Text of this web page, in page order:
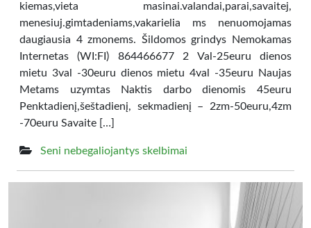
kiemas,vieta masinai.valandai,parai,savaitej,
menesiuj.gimtadeniams,vakarielia ms nenuomojamas
daugiausia 4 zmonems. Šildomos grindys Nemokamas
Internetas (WI:FI) 864466677 2 Val-25euru dienos
mietu 3val -30euru dienos mietu 4val -35euru Naujas
Metams uzymtas Naktis darbo dienomis 45euru
Penktadienį,šeštadienį, sekmadienį – 2zm-50euru,4zm
-70euru Savaite […]
Seni nebegaliojantys skelbimai